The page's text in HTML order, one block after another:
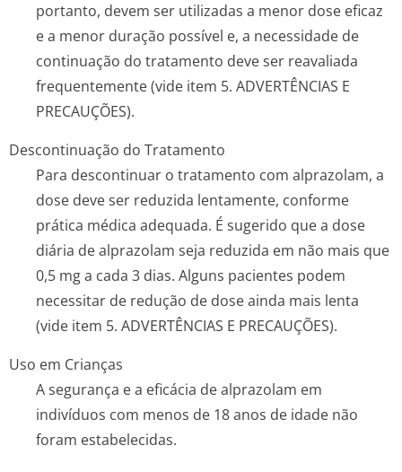
portanto, devem ser utilizadas a menor dose eficaz
e a menor duração possível e, a necessidade de
continuação do tratamento deve ser reavaliada
frequentemente (vide item 5. ADVERTÊNCIAS E
PRECAUÇÕES).
Descontinuação do Tratamento
Para descontinuar o tratamento com alprazolam, a
dose deve ser reduzida lentamente, conforme
prática médica adequada. É sugerido que a dose
diária de alprazolam seja reduzida em não mais que
0,5 mg a cada 3 dias. Alguns pacientes podem
necessitar de redução de dose ainda mais lenta
(vide item 5. ADVERTÊNCIAS E PRECAUÇÕES).
Uso em Crianças
A segurança e a eficácia de alprazolam em
indivíduos com menos de 18 anos de idade não
foram estabelecidas.